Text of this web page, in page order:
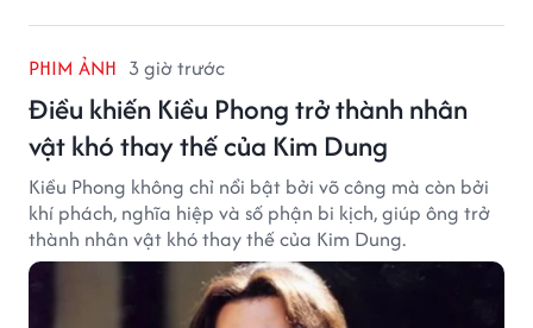
PHIM ẢNH 3 giờ trước
Điều khiến Kiều Phong trở thành nhân
vật khó thay thế của Kim Dung
Kiều Phong không chỉ nổi bật bởi võ công mà còn bởi
khí phách, nghĩa hiệp và số phận bi kịch, giúp ông trở
thành nhân vật khó thay thế của Kim Dung.